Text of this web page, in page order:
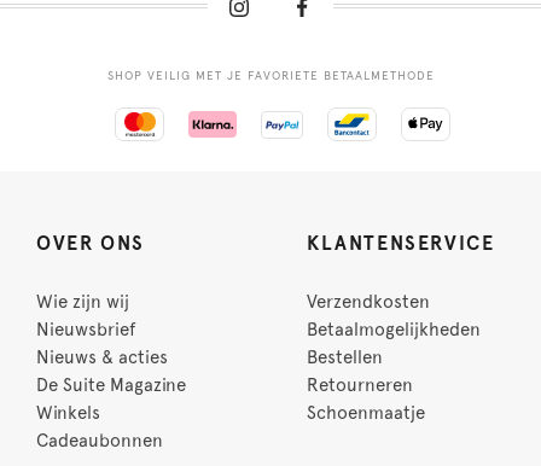
SHOP VEILIG MET JE FAVORIETE BETAALMETHODE
OVER ONS
Wie zijn wij
Nieuwsbrief
Nieuws & acties
De Suite Magazine
Winkels
Cadeaubonnen
KLANTENSERVICE
Verzendkosten
Betaalmogelijkheden
Bestellen
Retourneren
Schoenmaatje